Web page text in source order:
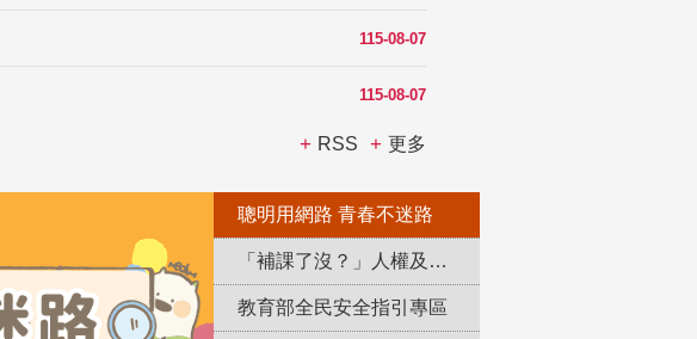
115-08-07
115-08-07
RSS 更多
聰明用網路 青春不迷路
「補課了沒？」人權及轉型正義教育專區
教育部全民安全指引專區